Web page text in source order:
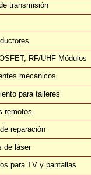
transmisión
RF/UHF-Módulos
mecánicos
para talleres
remotos
reparación
de láser
para TV y pantallas